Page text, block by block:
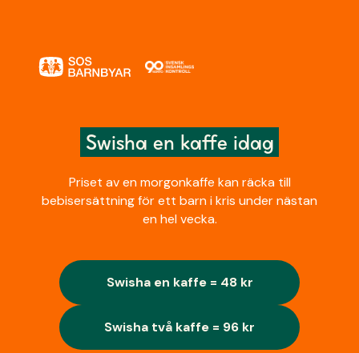
Swisha en kaffe idag
Priset av en morgonkaffe kan räcka till
bebisersättning för ett barn i kris under nästan
en hel vecka.
Swisha en kaffe = 48 kr
Swisha två kaffe = 96 kr